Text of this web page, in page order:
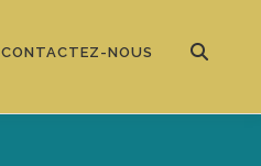
CONTACTEZ-NOUS